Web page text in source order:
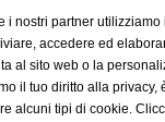
i nostri partner utilizziamo
accedere ed
al sito web o la
il tuo diritto alla privacy,
alcuni tipi di cookie.